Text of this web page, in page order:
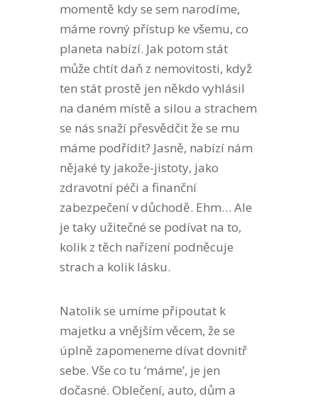
momentě kdy se sem narodíme,
máme rovný přístup ke všemu, co
planeta nabízí. Jak potom stát
může chtít daň z nemovitosti, když
ten stát prostě jen někdo vyhlásil
na daném místě a silou a strachem
se nás snaží přesvědčit že se mu
máme podřídit? Jasně, nabízí nám
nějaké ty jakože-jistoty, jako
zdravotní péči a finanční
zabezpečení v důchodě. Ehm… Ale
je taky užitečné se podívat na to,
kolik z těch nařízení podněcuje
strach a kolik lásku.
Natolik se umíme připoutat k
majetku a vnějším věcem, že se
úplně zapomeneme dívat dovnitř
sebe. Vše co tu ‘máme’, je jen
dočasné. Oblečení, auto, dům a